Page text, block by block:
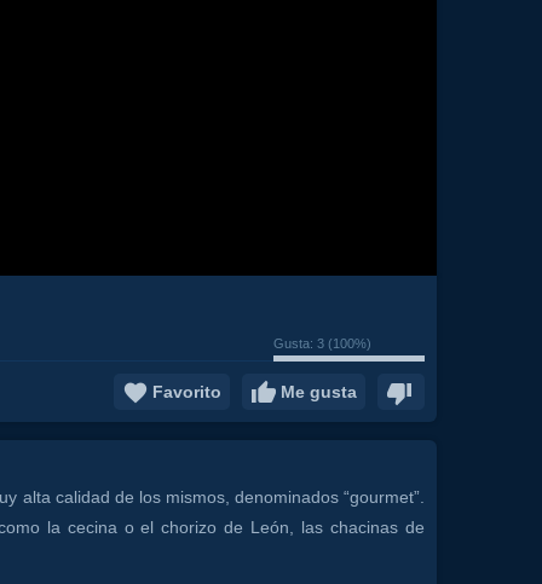
Gusta: 3 (100%)
Me gusta
Favorito
alta calidad de los mismos, denominados “gourmet”.
la cecina o el chorizo de León, las chacinas de